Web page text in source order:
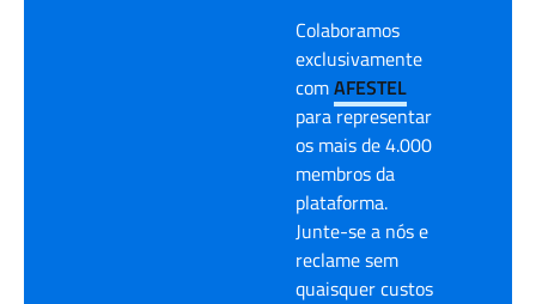
Colaboramos
exclusivamente
comAFESTEL
para representar
os mais de 4.000
membros da
plataforma.
Junte-se a nós e
reclame sem
quaisquer custos